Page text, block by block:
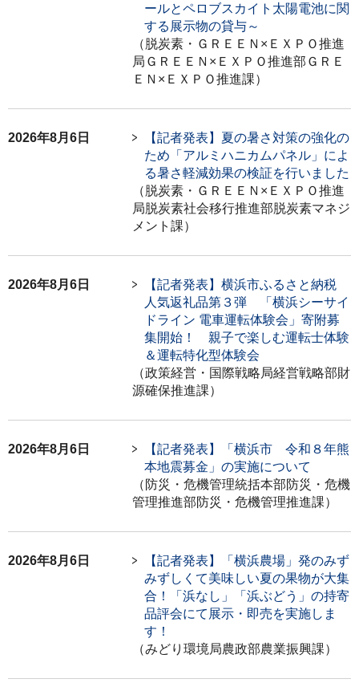
ールとペロブスカイト太陽電池に関
する展示物の貸与～
（脱炭素・ＧＲＥＥＮ×ＥＸＰＯ推進
局ＧＲＥＥＮ×ＥＸＰＯ推進部ＧＲＥ
ＥＮ×ＥＸＰＯ推進課）
2026年8月6日
【記者発表】夏の暑さ対策の強化の
ため「アルミハニカムパネル」によ
る暑さ軽減効果の検証を行いました
（脱炭素・ＧＲＥＥＮ×ＥＸＰＯ推進
局脱炭素社会移行推進部脱炭素マネジ
メント課）
2026年8月6日
【記者発表】横浜市ふるさと納税
人気返礼品第３弾 「横浜シーサイ
ドライン 電車運転体験会」寄附募
集開始！ 親子で楽しむ運転士体験
＆運転特化型体験会
（政策経営・国際戦略局経営戦略部財
源確保推進課）
2026年8月6日
【記者発表】「横浜市 令和８年熊
本地震募金」の実施について
（防災・危機管理統括本部防災・危機
管理推進部防災・危機管理推進課）
2026年8月6日
【記者発表】「横浜農場」発のみず
みずしくて美味しい夏の果物が大集
合！「浜なし」「浜ぶどう」の持寄
品評会にて展示・即売を実施しま
す！
（みどり環境局農政部農業振興課）